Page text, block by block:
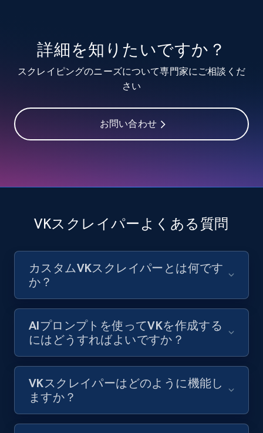
URL, Title, Youtuber, Youtuber md5, Video url,
Video length, Likes, Views, and more.
URL, Title, Youtuber, Youtuber md5, Video url,
keyword and then apply relevant video
filters
URL, Title, Youtuber, Youtuber md5, Video url,
8.1K+ 714+ 無料トライアル
詳細を知りたいですか？
スクレイピングのニーズについて専門家にご相談くだ
さい
お問い合わせ
VKスクレイパーよくある質問
カスタムVKスクレイパーとは何です
か？
AIプロンプトを使ってVKを作成する
にはどうすればよいですか？
VKスクレイパーはどのように機能し
ますか？